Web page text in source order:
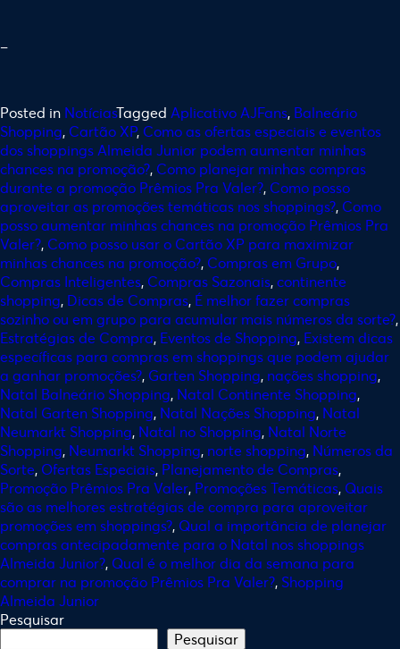
–
Posted in NotíciasTagged Aplicativo AJFans, Balneário
Shopping, Cartão XP, Como as ofertas especiais e eventos
dos shoppings Almeida Junior podem aumentar minhas
chances na promoção?, Como planejar minhas compras
durante a promoção Prêmios Pra Valer?, Como posso
aproveitar as promoções temáticas nos shoppings?, Como
posso aumentar minhas chances na promoção Prêmios Pra
Valer?, Como posso usar o Cartão XP para maximizar
minhas chances na promoção?, Compras em Grupo,
Compras Inteligentes, Compras Sazonais,continente
shopping, Dicas de Compras, É melhor fazer compras
sozinho ou em grupo para acumular mais números da sorte?,
Estratégias de Compra, Eventos de Shopping, Existem dicas
específicas para compras em shoppings que podem ajudar
a ganhar promoções?, Garten Shopping, nações shopping,
Natal Balneário Shopping, Natal Continente Shopping,
Natal Garten Shopping, Natal Nações Shopping, Natal
Neumarkt Shopping, Natal no Shopping, Natal Norte
Shopping, Neumarkt Shopping, norte shopping, Números da
Sorte, Ofertas Especiais, Planejamento de Compras,
Promoção Prêmios Pra Valer, Promoções Temáticas, Quais
são as melhores estratégias de compra para aproveitar
promoções em shoppings?, Qual a importância de planejar
compras antecipadamente para o Natal nos shoppings
Almeida Junior?, Qual é o melhor dia da semana para
comprar na promoção Prêmios Pra Valer?, Shopping
Almeida Junior
Pesquisar
Pesquisar